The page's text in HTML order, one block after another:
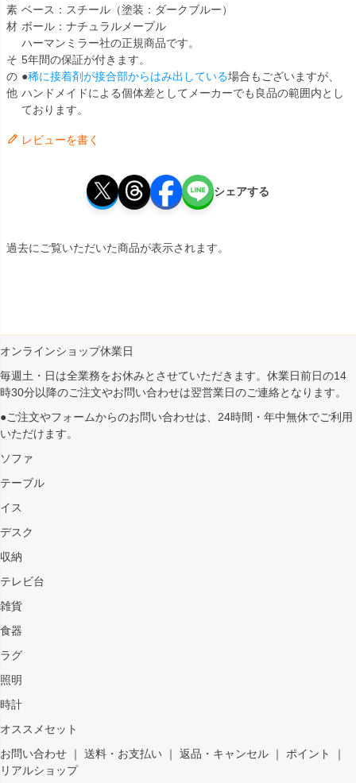
素
材
ベース：スチール（塗装：ダークブルー）
ボール：ナチュラルメープル
そ
の
他
ハーマンミラー社の正規商品です。
5年間の保証が付きます。
●稀に接着剤が接合部からはみ出している場合もございますが、
ハンドメイドによる個体差としてメーカーでも良品の範囲内とし
ております。
レビューを書く
シェアする
過去にご覧いただいた商品が表示されます。
オンラインショップ休業日
毎週土・日は全業務をお休みとさせていただきます。休業日前日の14
時30分以降のご注文やお問い合わせは翌営業日のご連絡となります。
●ご注文やフォームからのお問い合わせは、 24時間・年中無休でご利用
いただけます。
ソファ
テーブル
イス
デスク
収納
テレビ台
雑貨
食器
ラグ
照明
時計
オススメセット
お問い合わせ ｜ 送料・お支払い ｜ 返品・キャンセル ｜ ポイント
｜
リアルショップ